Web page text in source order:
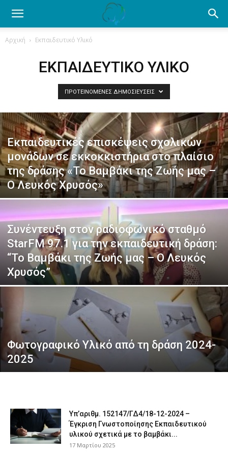
Ενημέρωση
βαμβάκι.
Όλα
τα
τελευταία
νέα
το
βαμβάκι.
Αρχική Εκπαιδευτικό Υλικό
ΕΚΠΑΙΔΕΥΤΙΚΌ ΥΛΙΚΌ
ΠΡΟΤΕΙΝΌΜΕΝΕΣ ΔΗΜΟΣΙΕΎΣΕΙΣ
Εκπαιδευτικές επισκέψεις σχολικών
μονάδων σε εκκοκκιστήρια στο πλαίσιο
της δράσης «Το Βαμβάκι της Ζωής μας –
Ο Λευκός Χρυσός»
Συνέντευξη στον ραδιοφωνικό σταθμό
StarFM 97.1 για την εκπαιδευτική δράση:
“Το Βαμβάκι της Ζωής μας – Ο Λευκός
Χρυσός”
Φωτογραφικό Υλικό από τη δράση 2024-
2025
Υπ’αριθμ. 152147/ΓΔ4/18-12-2024 –
Έγκριση Γνωστοποίησης Εκπαιδευτικού
υλικού σχετικά με το βαμβάκι...
17 Μαρτίου 2025